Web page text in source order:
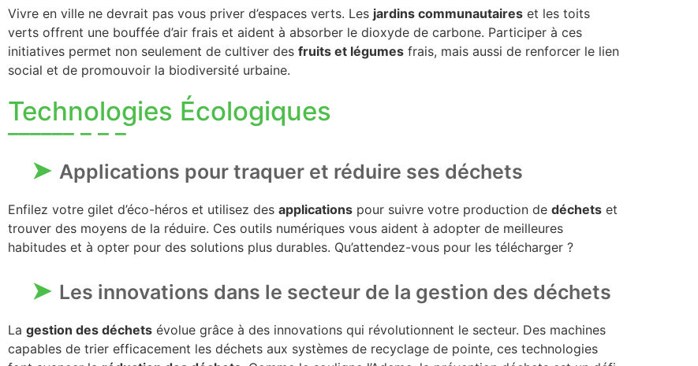
Vivre en ville ne devrait pas vous priver d’espaces verts. Les jardins communautaires et les toits
verts offrent une bouffée d’air frais et aident à absorber le dioxyde de carbone. Participer à ces
initiatives permet non seulement de cultiver des fruits et légumes frais, mais aussi de renforcer le lien
social et de promouvoir la biodiversité urbaine.
Technologies Écologiques
Applications pour traquer et réduire ses déchets
Enfilez votre gilet d’éco-héros et utilisez des applications pour suivre votre production de déchets et
trouver des moyens de la réduire. Ces outils numériques vous aident à adopter de meilleures
habitudes et à opter pour des solutions plus durables. Qu’attendez-vous pour les télécharger ?
Les innovations dans le secteur de la gestion des déchets
La gestion des déchets évolue grâce à des innovations qui révolutionnent le secteur. Des machines
capables de trier efficacement les déchets aux systèmes de recyclage de pointe, ces technologies